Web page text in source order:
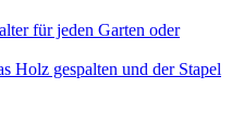
für jeden Garten oder
Holz gespalten und der Stapel